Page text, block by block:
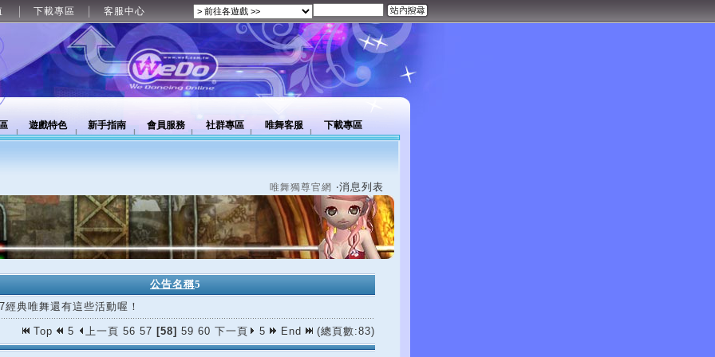
下載專區 客服中心
遊戲特色 新手指南 會員服務 社群專區 唯舞客服 下載專區
唯舞獨尊官網 ‧消息列表
公告名稱5
經典唯舞還有這些活動喔！
Top 5 上一頁 56 57 [58] 59 60 下一頁 5 End (總頁數:83)